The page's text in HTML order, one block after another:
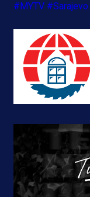
#MYTV #Sarajevo